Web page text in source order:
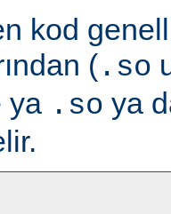
kod
( .so
ya .so ya